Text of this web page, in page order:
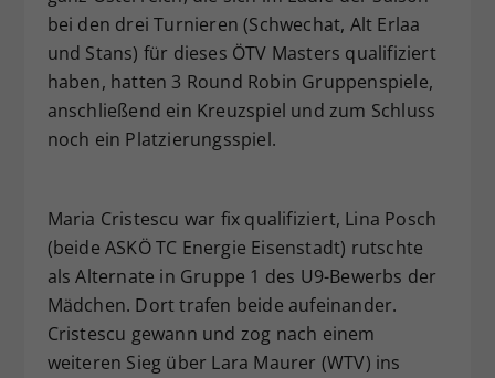
bei den drei Turnieren (Schwechat, Alt Erlaa
und Stans) für dieses ÖTV Masters qualifiziert
haben, hatten 3 Round Robin Gruppenspiele,
anschließend ein Kreuzspiel und zum Schluss
noch ein Platzierungsspiel.
Maria Cristescu war fix qualifiziert, Lina Posch
(beide ASKÖ TC Energie Eisenstadt) rutschte
als Alternate in Gruppe 1 des U9-Bewerbs der
Mädchen. Dort trafen beide aufeinander.
Cristescu gewann und zog nach einem
weiteren Sieg über Lara Maurer (WTV) ins
Zweck
Dieser Wert speichert Ihre Consent-
Einstellungen. Unter anderem eine
zufällig generierte ID, für die
historische Speicherung Ihrer
vorgenommen Einstellungen, falls der
Webseiten-Betreiber dies eingestellt